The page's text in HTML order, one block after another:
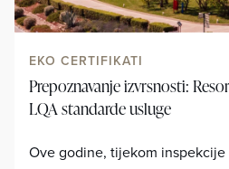
EKO CERTIFIKATI
Prepoznavanje izvrsnosti:
LQA standarde usluge
Ove godine, tijekom inspekcije